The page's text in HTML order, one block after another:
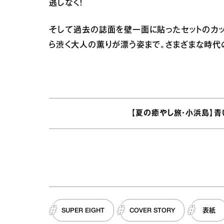
逃しなく！
そして過去の誌面を壁一面に貼ったセットのカ
ら渋く大人の薫りが漂う姿まで。さまざまな時
【夏の癒やし旅・小浜島】
SUPER EIGHT COVER STORY 表紙